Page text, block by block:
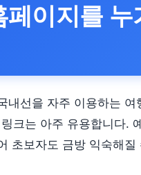
페이지를
내선을 자주 이용하는
크는 아주 유용합니다.
초보자도 금방 익숙해질